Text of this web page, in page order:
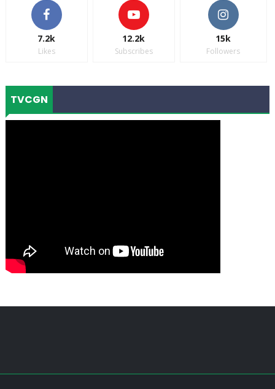
7.2k
Likes
12.2k
Subscribes
15k
Followers
TVCGN